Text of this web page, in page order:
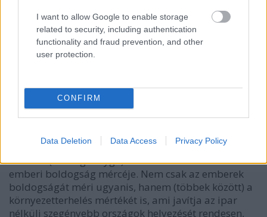
I want to allow Google to enable storage
related to security, including authentication
functionality and fraud prevention, and other
user protection.
CONFIRM
Data Deletion Data Access Privacy Policy
costa ricáról első kézből, a saját élményeim, közte e
legfantasztikusabb csokoládé, ami tényleg
kézműves:
Mackósajt
Tényleg gyönyörű ország, és jó híre is van, de azért
ez a HPI (boldog bolygó) index csalóka mint az
emberi boldogság mércéje. Nem csak az emberek
boldogságát méri ugyanis, hanem (többek között) a
környezetterhelés mértékét is, ami javítja az ipar
nélküli szegényebb országok helyezését rendesen,